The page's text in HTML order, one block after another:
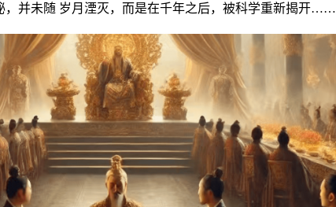
，并未随 岁月湮灭，而是在千年之后，被科学重新揭开……